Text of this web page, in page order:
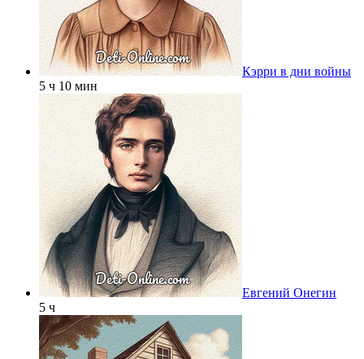
Кэрри в дни войны
5 ч 10 мин
Евгений Онегин
5 ч